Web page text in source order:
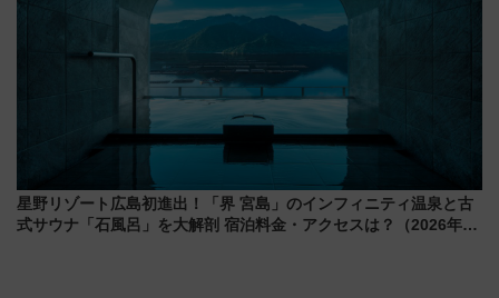
星野リゾート広島初進出！「界 宮島」のインフィニティ温泉と古
式サウナ「石風呂」を大解剖 宿泊料金・アクセスは？（2026年7